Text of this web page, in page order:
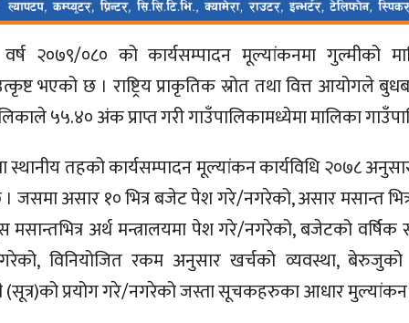
२०७९/०८० को कार्यसम्पादन मूल्यांकनमा गुल्मीको
भएको छ । राष्ट्रिय प्राकृतिक स्रोत तथा वित्त आयोगले
५५.४० अंक प्राप्त गरी गाउँपालिकामध्येमा मालिका
तहको कार्यसम्पादन मूल्यांकन कार्यविधि २०७८
जसमा असार १० भित्र बजेट पेश गरे/नगरेको, असार मसान्त
अर्थ मन्त्रालयमा पेश गरे/नगरेको, बजेटको वर्षिक
विनियोजित रकम अनुसार खर्चको व्यवस्था,
(सूत्र)को प्रयोग गरे/नगरेको जस्ता सूचकहरुका आधार